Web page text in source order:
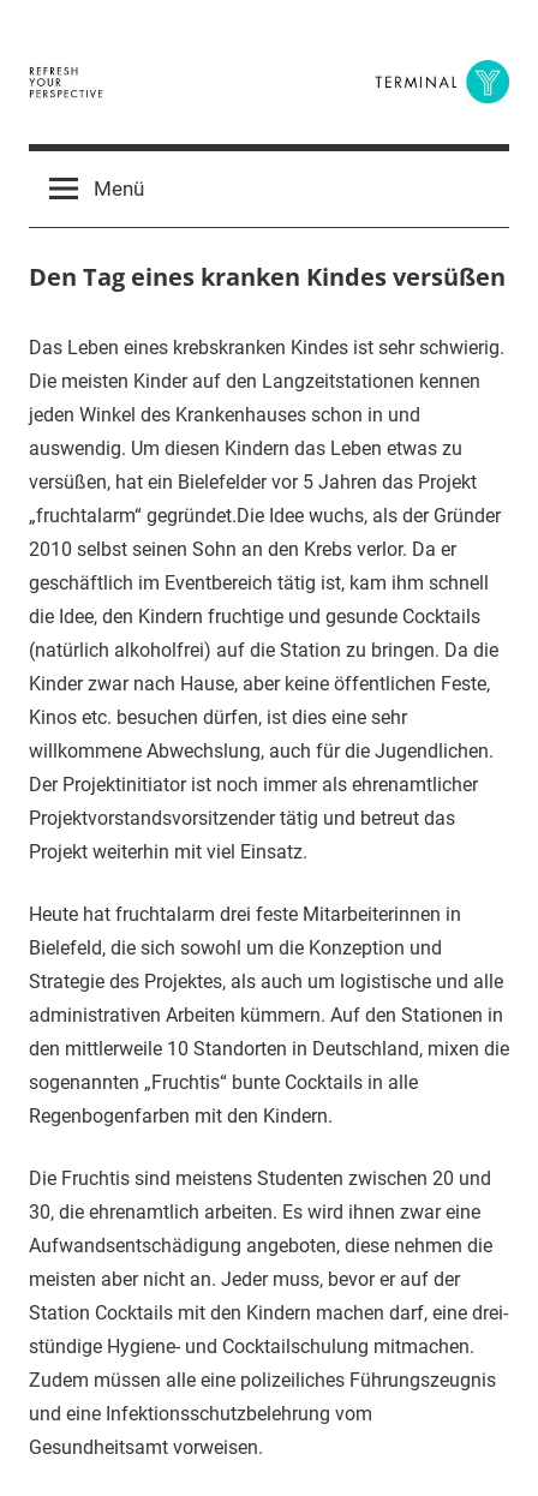
springen
Terminal
Y
Digital
BusinessMenü
Den Tag eines kranken Kindes versüßen
9.
April
2015
terminal-
y
Urbi
et
orbi
Das Leben eines krebskranken Kindes ist sehr schwierig.
Die meisten Kinder auf den Langzeitstationen kennen
jeden Winkel des Krankenhauses schon in und
auswendig. Um diesen Kindern das Leben etwas zu
versüßen, hat ein Bielefelder vor 5 Jahren das Projekt
„fruchtalarm“ gegründet.Die Idee wuchs, als der Gründer
2010 selbst seinen Sohn an den Krebs verlor. Da er
geschäftlich im Eventbereich tätig ist, kam ihm schnell
die Idee, den Kindern fruchtige und gesunde Cocktails
(natürlich alkoholfrei) auf die Station zu bringen. Da die
Kinder zwar nach Hause, aber keine öffentlichen Feste,
Kinos etc. besuchen dürfen, ist dies eine sehr
willkommene Abwechslung, auch für die Jugendlichen.
Der Projektinitiator ist noch immer als ehrenamtlicher
Projektvorstandsvorsitzender tätig und betreut das
Projekt weiterhin mit viel Einsatz.
Heute hat fruchtalarm drei feste Mitarbeiterinnen in
Bielefeld, die sich sowohl um die Konzeption und
Strategie des Projektes, als auch um logistische und alle
administrativen Arbeiten kümmern. Auf den Stationen in
den mittlerweile 10 Standorten in Deutschland, mixen die
sogenannten „Fruchtis“ bunte Cocktails in alle
Regenbogenfarben mit den Kindern.
Die Fruchtis sind meistens Studenten zwischen 20 und
30, die ehrenamtlich arbeiten. Es wird ihnen zwar eine
Aufwandsentschädigung angeboten, diese nehmen die
meisten aber nicht an. Jeder muss, bevor er auf der
Station Cocktails mit den Kindern machen darf, eine drei-
stündige Hygiene- und Cocktailschulung mitmachen.
Zudem müssen alle eine polizeiliches Führungszeugnis
und eine Infektionsschutzbelehrung vom
Gesundheitsamt vorweisen.